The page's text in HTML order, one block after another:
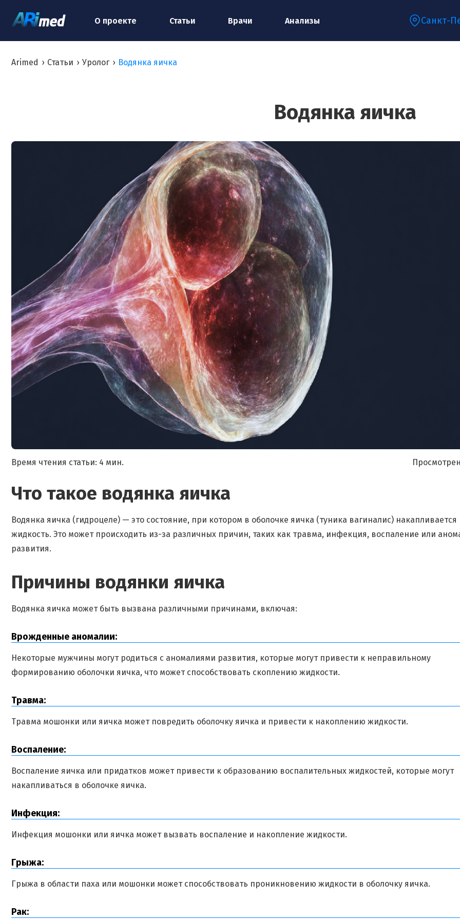
О проекте Статьи Врачи Анализы Санкт-
Arimed › Статьи › Уролог › Водянка яичка
Водянка яичка
Время чтения статьи: 4 мин.
Что такое водянка яичка
Водянка яичка (гидроцеле) — это состояние, при котором в оболочке яичка (туника вагиналис) накапливается
жидкость. Это может происходить из-за различных причин, таких как травма, инфекция, воспаление или
развития.
Причины водянки яичка
Водянка яичка может быть вызвана различными причинами, включая:
Врожденные аномалии:
Некоторые мужчины могут родиться с аномалиями развития, которые могут привести к неправильному
формированию оболочки яичка, что может способствовать скоплению жидкости.
Травма:
Травма мошонки или яичка может повредить оболочку яичка и привести к накоплению жидкости.
Воспаление:
Воспаление яичка или придатков может привести к образованию воспалительных жидкостей, которые могут
накапливаться в оболочке яичка.
Инфекция:
Инфекция мошонки или яичка может вызвать воспаление и накопление жидкости.
Грыжа:
Грыжа в области паха или мошонки может способствовать проникновению жидкости в оболочку яичка.
Рак:
Ваш телефон:*
Ваш e-mail:*
Я согласен на обработку моих персональных данных